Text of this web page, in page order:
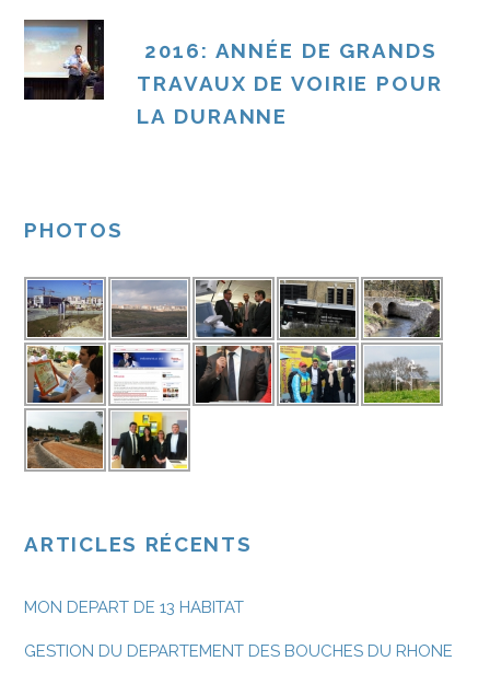
2016: ANNÉE DE GRANDS
TRAVAUX DE VOIRIE POUR
LA DURANNE
PHOTOS
ARTICLES RÉCENTS
MON DEPART DE 13 HABITAT
GESTION DU DEPARTEMENT DES BOUCHES DU RHONE